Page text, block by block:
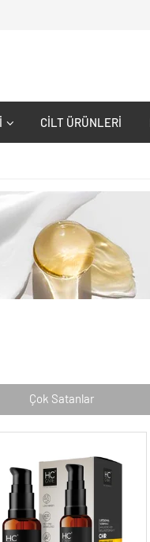
CILT ÜRÜNLERI
Çok Satanlar